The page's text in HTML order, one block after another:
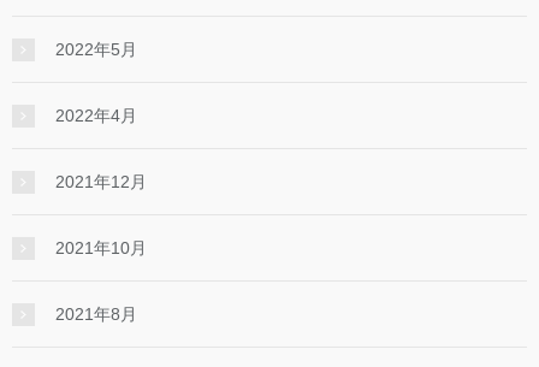
2022年5月
2022年4月
2021年12月
2021年10月
2021年8月